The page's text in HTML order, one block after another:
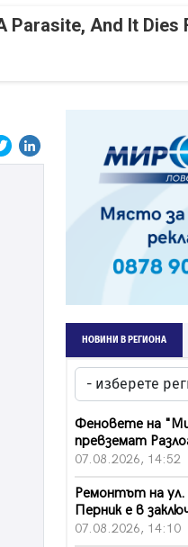
Parasite, And It Dies
НОВИНИ В РЕГИОНА
Феновете на
превземат
07.08.2026, 14:52
Ремонтът на ул.
Перник е в
07.08.2026, 14:10